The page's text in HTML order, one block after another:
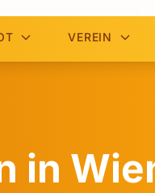
VEREIN
in